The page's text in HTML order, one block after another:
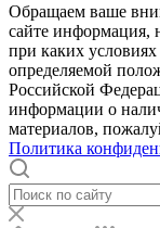
Обращаем ваше
сайте информация,
при каких
определяемой
Российской
информации о
материалов,
Политика